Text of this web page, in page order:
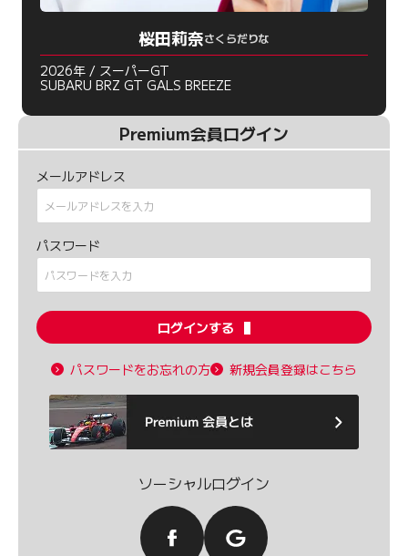
桜田莉奈さくらだりな
2026年 / スーパーGT
SUBARU BRZ GT GALS BREEZE
Premium会員ログイン
メールアドレス
パスワード
ログインする
パスワードをお忘れの方 新規会員登録はこちら
ソーシャルログイン